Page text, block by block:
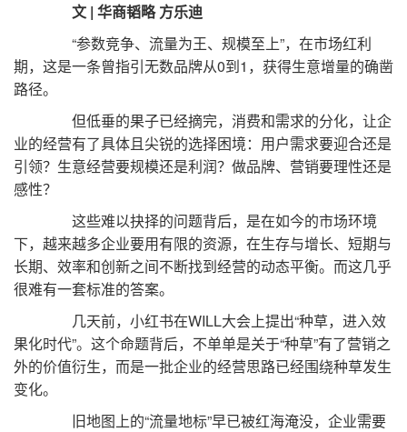
文 | 华商韬略 方乐迪
“参数竞争、流量为王、规模至上”，在市场红利
期，这是一条曾指引无数品牌从0到1，获得生意增量的确凿
路径。
但低垂的果子已经摘完，消费和需求的分化，让企
业的经营有了具体且尖锐的选择困境：用户需求要迎合还是
引领？生意经营要规模还是利润？做品牌、营销要理性还是
感性？
这些难以抉择的问题背后，是在如今的市场环境
下，越来越多企业要用有限的资源，在生存与增长、短期与
长期、效率和创新之间不断找到经营的动态平衡。而这几乎
很难有一套标准的答案。
几天前，小红书在WILL大会上提出“种草，进入效
果化时代”。这个命题背后，不单单是关于“种草”有了营销之
外的价值衍生，而是一批企业的经营思路已经围绕种草发生
变化。
旧地图上的“流量地标”早已被红海淹没，企业需要